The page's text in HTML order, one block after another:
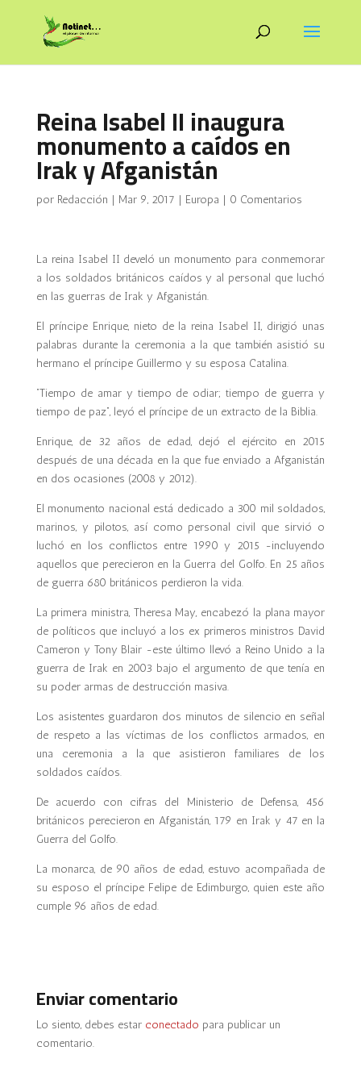
Reina Isabel II inaugura
monumento a caídos en
Irak y Afganistán
por Redacción | Mar 9, 2017 | Europa | 0 Comentarios
La reina Isabel II develó un monumento para conmemorar
a los soldados británicos caídos y al personal que luchó
en las guerras de Irak y Afganistán.
El príncipe Enrique, nieto de la reina Isabel II, dirigió unas
palabras durante la ceremonia a la que también asistió su
hermano el príncipe Guillermo y su esposa Catalina.
“Tiempo de amar y tiempo de odiar; tiempo de guerra y
tiempo de paz”, leyó el príncipe de un extracto de la Biblia.
Enrique, de 32 años de edad, dejó el ejército en 2015
después de una década en la que fue enviado a Afganistán
en dos ocasiones (2008 y 2012).
El monumento nacional está dedicado a 300 mil soldados,
marinos, y pilotos, así como personal civil que sirvió o
luchó en los conflictos entre 1990 y 2015 -incluyendo
aquellos que perecieron en la Guerra del Golfo. En 25 años
de guerra 680 británicos perdieron la vida.
La primera ministra, Theresa May, encabezó la plana mayor
de políticos que incluyó a los ex primeros ministros David
Cameron y Tony Blair -este último llevó a Reino Unido a la
guerra de Irak en 2003 bajo el argumento de que tenía en
su poder armas de destrucción masiva.
Los asistentes guardaron dos minutos de silencio en señal
de respeto a las víctimas de los conflictos armados, en
una ceremonia a la que asistieron familiares de los
soldados caídos.
De acuerdo con cifras del Ministerio de Defensa, 456
británicos perecieron en Afganistán, 179 en Irak y 47 en la
Guerra del Golfo.
La monarca, de 90 años de edad, estuvo acompañada de
su esposo el príncipe Felipe de Edimburgo, quien este año
cumple 96 años de edad.
Enviar comentario
Lo siento, debes estar conectado para publicar un
comentario.